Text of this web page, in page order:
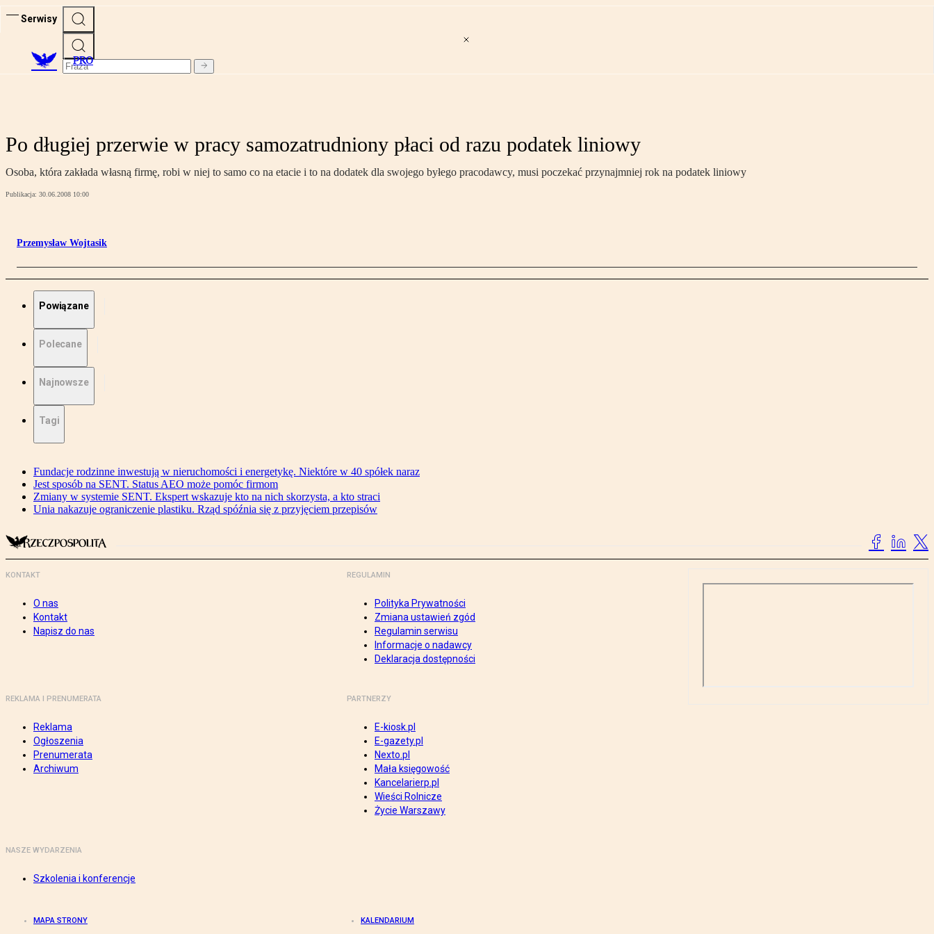
Serwisy
PRO
Po długiej przerwie w pracy samozatrudniony płaci od razu podatek liniowy
Osoba, która zakłada własną firmę, robi w niej to samo co na etacie i to na dodatek dla swojego byłego pracodawcy, musi poczekać przynajmniej rok na podatek liniowy
Publikacja: 30.06.2008 10:00
Przemysław Wojtasik
Powiązane
Polecane
Najnowsze
Tagi
Fundacje rodzinne inwestują w nieruchomości i energetykę. Niektóre w 40 spółek naraz
Jest sposób na SENT. Status AEO może pomóc firmom
Zmiany w systemie SENT. Ekspert wskazuje kto na nich skorzysta, a kto straci
Unia nakazuje ograniczenie plastiku. Rząd spóźnia się z przyjęciem przepisów
KONTAKT
O nas
Kontakt
Napisz do nas
REGULAMIN
Polityka Prywatności
Zmiana ustawień zgód
Regulamin serwisu
Informacje o nadawcy
Deklaracja dostępności
REKLAMA I PRENUMERATA
Reklama
Ogłoszenia
Prenumerata
Archiwum
PARTNERZY
E-kiosk.pl
E-gazety.pl
Nexto.pl
Mała księgowość
Kancelarierp.pl
Wieści Rolnicze
Życie Warszawy
NASZE WYDARZENIA
Szkolenia i konferencje
MAPA STRONY KALENDARIUM